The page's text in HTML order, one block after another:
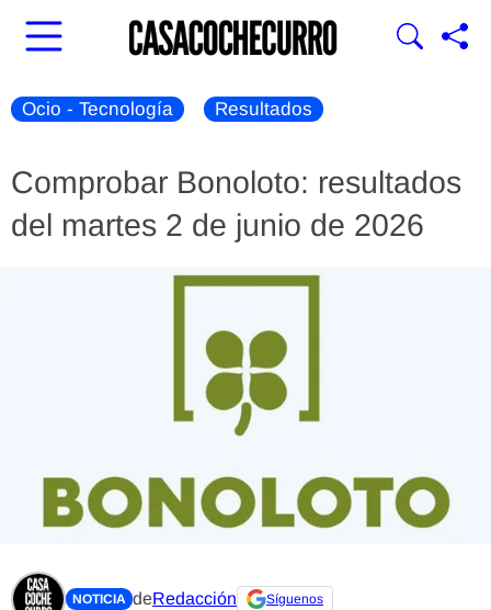
Ocio - Tecnología Resultados
Comprobar Bonoloto: resultados
del martes 2 de junio de 2026
NOTICIA deRedacción Síguenos